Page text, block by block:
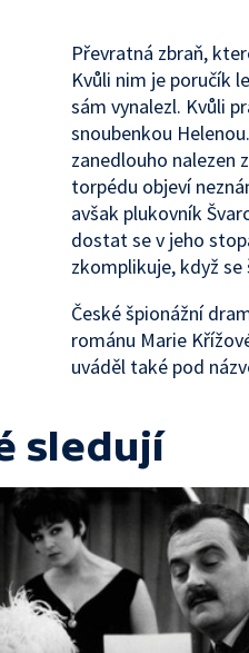
Převratná zbraň,
Kvůli nim je poručík
sám vynalezl. Kvůli
snoubenkou
zanedlouho nalezen
torpédu objeví
avšak plukovník
dostat se v jeho
zkomplikuje, když
České špionážní
románu Marie
uváděl také pod
sledují